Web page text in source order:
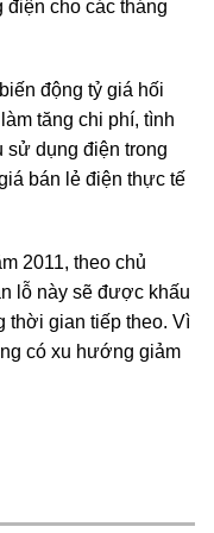
điện cho các tháng
động tỷ giá hối
tăng chi phí, tình
sử dụng điện trong
bán lẻ điện thực tế
2011, theo chủ
lỗ này sẽ được khấu
thời gian tiếp theo. Vì
có xu hướng giảm